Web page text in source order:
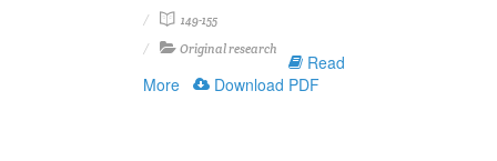
149-155
Original research
Read
More
Download PDF